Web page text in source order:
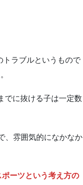
トラブルというもので
でに抜ける子は一定数
、雰囲気的になかなか
ポーツという考え方の